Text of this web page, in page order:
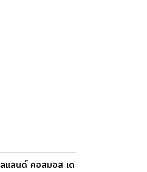
แลนด์ คอสมอส เด